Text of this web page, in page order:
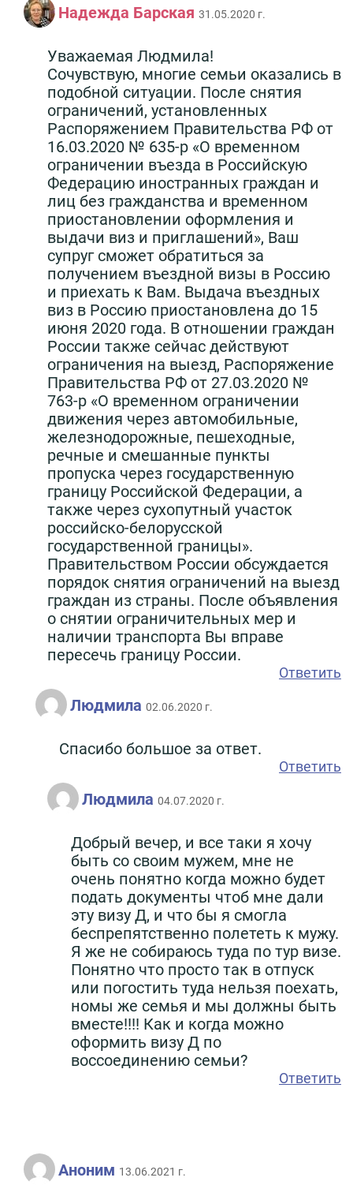
Надежда Барская 31.05.2020 г.
Уважаемая Людмила!
Сочувствую, многие семьи оказались в
подобной ситуации. После снятия
ограничений, установленных
Распоряжением Правительства РФ от
16.03.2020 № 635-р «О временном
ограничении въезда в Российскую
Федерацию иностранных граждан и
лиц без гражданства и временном
приостановлении оформления и
выдачи виз и приглашений», Ваш
супруг сможет обратиться за
получением въездной визы в Россию
и приехать к Вам. Выдача въездных
виз в Россию приостановлена до 15
июня 2020 года. В отношении граждан
России также сейчас действуют
ограничения на выезд, Распоряжение
Правительства РФ от 27.03.2020 №
763-р «О временном ограничении
движения через автомобильные,
железнодорожные, пешеходные,
речные и смешанные пункты
пропуска через государственную
границу Российской Федерации, а
также через сухопутный участок
российско-белорусской
государственной границы».
Правительством России обсуждается
порядок снятия ограничений на выезд
граждан из страны. После объявления
о снятии ограничительных мер и
наличии транспорта Вы вправе
пересечь границу России.
Ответить
Людмила 02.06.2020 г.
Спасибо большое за ответ.
Ответить
Людмила 04.07.2020 г.
Добрый вечер, и все таки я хочу
быть со своим мужем, мне не
очень понятно когда можно будет
подать документы чтоб мне дали
эту визу Д, и что бы я смогла
беспрепятственно полететь к мужу.
Я же не собираюсь туда по тур визе.
Понятно что просто так в отпуск
или погостить туда нельзя поехать,
номы же семья и мы должны быть
вместе!!!! Как и когда можно
оформить визу Д по
воссоединению семьи?
Ответить
Аноним 13.06.2021 г.